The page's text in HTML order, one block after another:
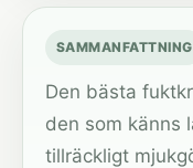
SAMMANFATTNING
Den bästa
den som känns
tillräckligt